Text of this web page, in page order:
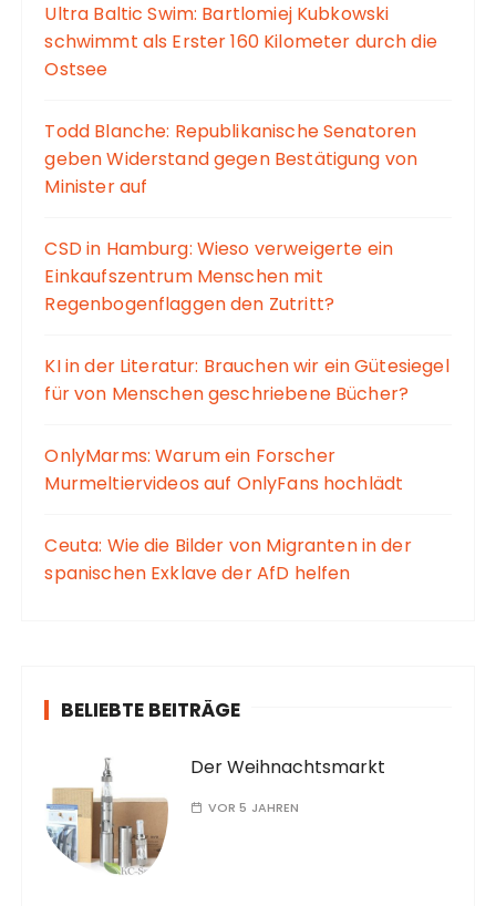
Ultra Baltic Swim: Bartlomiej Kubkowski
schwimmt als Erster 160 Kilometer durch die
Ostsee
Todd Blanche: Republikanische Senatoren
geben Widerstand gegen Bestätigung von
Minister auf
CSD in Hamburg: Wieso verweigerte ein
Einkaufszentrum Menschen mit
Regenbogenflaggen den Zutritt?
KI in der Literatur: Brauchen wir ein Gütesiegel
für von Menschen geschriebene Bücher?
OnlyMarms: Warum ein Forscher
Murmeltiervideos auf OnlyFans hochlädt
Ceuta: Wie die Bilder von Migranten in der
spanischen Exklave der AfD helfen
BELIEBTE BEITRÄGE
Der Weihnachtsmarkt
VOR 5 JAHREN